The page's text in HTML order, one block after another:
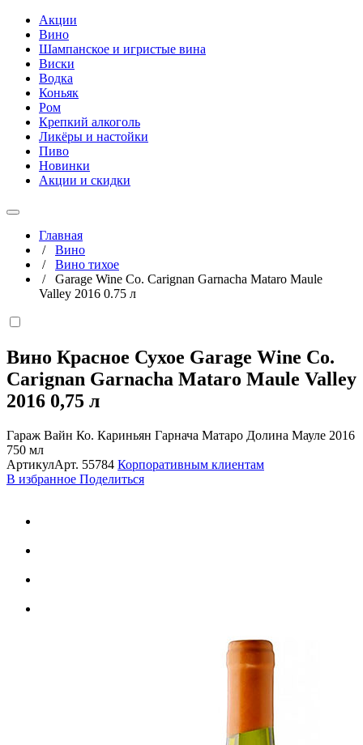
Акции
Вино
Шампанское и игристые вина
Виски
Водка
Коньяк
Ром
Крепкий алкоголь
Ликёры и настойки
Пиво
Новинки
Акции и скидки
Главная
/ Вино
/ Вино тихое
/ Garage Wine Co. Carignan Garnacha Mataro Maule
Valley 2016 0.75 л
Вино Красное Сухое Garage Wine Co.
Carignan Garnacha Mataro Maule Valley
2016 0,75 л
Гараж Вайн Ко. Кариньян Гарнача Матаро Долина Мауле 2016
750 мл
АртикулАрт. 55784 Корпоративным клиентам
В избранное Поделиться